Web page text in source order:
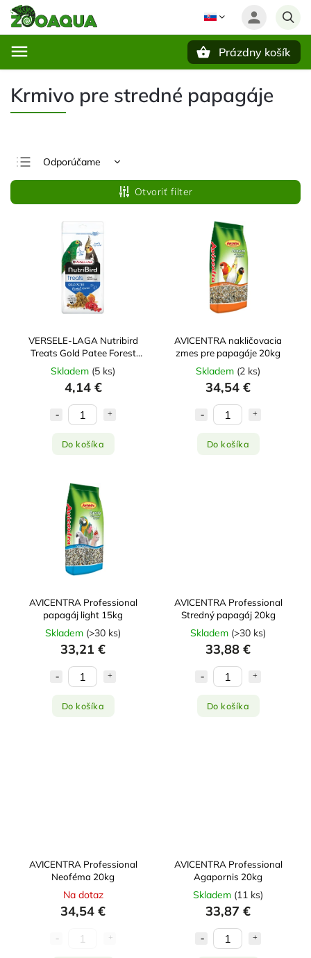
Prázdny košík
Krmivo pre stredné papagáje
Odporúčame
Najlacnejšie
Najdrahšie
Najpredávanejšie
Abecedne
Otvoriť filter
VERSELE-LAGA Nutribird
Treats Gold Patee Forest
Fusion 250g
Skladem (5 ks)
4,14 €
Do košíka
AVICENTRA nakličovacia
zmes pre papagáje 20kg
Skladem (2 ks)
34,54 €
Do košíka
AVICENTRA Professional
papagáj light 15kg
Skladem (>30 ks)
33,21 €
Do košíka
AVICENTRA Professional
Stredný papagáj 20kg
Skladem (>30 ks)
33,88 €
Do košíka
AVICENTRA Professional
Neoféma 20kg
Na dotaz
34,54 €
AVICENTRA Professional
Agapornis 20kg
Skladem (11 ks)
33,87 €